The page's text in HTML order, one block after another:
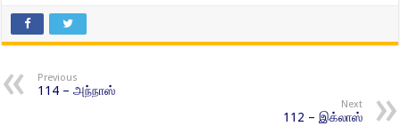
Previous
114 – அந்நாஸ்
Next
112 – இக்லாஸ்